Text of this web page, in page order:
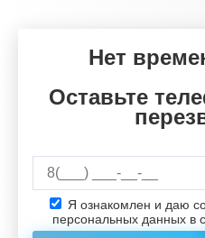
Нет
Оставьте
Я ознакомлен и даю
персональных данных в